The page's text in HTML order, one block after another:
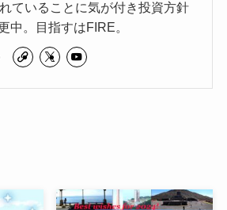
ていることに気が付き投資方針
中。目指すはFIRE。